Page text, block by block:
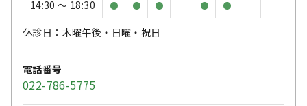
14:30 〜 18:30 ● ● ● ● ●
休診日：木曜午後・日曜・祝日
電話番号
022-786-5775